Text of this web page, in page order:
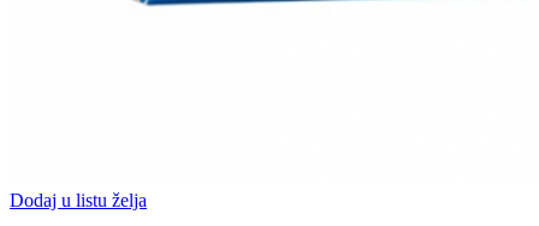
Dodaj u listu želja